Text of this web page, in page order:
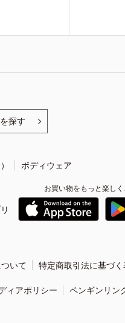
探す
ボディウェア
お買い物をもっと楽しく
いて 特定商取引法に基づ
ィアポリシー ペンギンリン